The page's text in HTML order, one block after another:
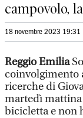
campovolo,
18 novembre 2023 19:31
Reggio Emilia
coinvolgimento
ricerche di
martedì mattina
bicicletta e non